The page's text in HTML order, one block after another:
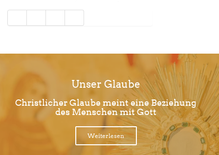
Limite der Paginierungsliste
Unser Glaube
Christlicher Glaube meint eine Beziehung
des Menschen mit Gott
Weiterlesen